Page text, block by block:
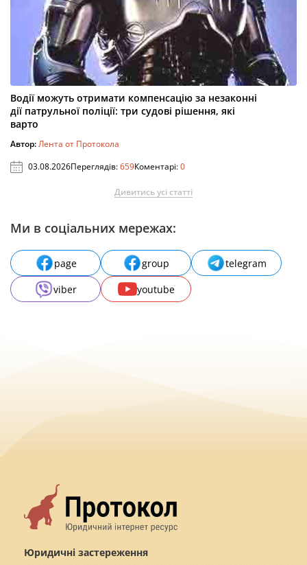
Водії можуть отримати компенсацію за незаконні
дії патрульної поліції: три судові рішення, які
варто
Автор:Лента от Протокола
03.08.2026Переглядів:659Коментарі:0
Дивитись усі статті
Ми в соціальних мережах:
page group
telegram
viber
youtube
Юридичні застереження